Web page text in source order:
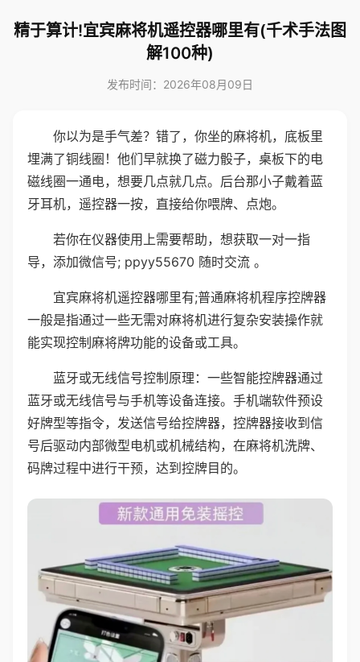
精于算计!宜宾麻将机遥控器哪里有(千术手法图
解100种)
发布时间：2026年08月09日
你以为是手气差？错了，你坐的麻将机，底板里
埋满了铜线圈！他们早就换了磁力骰子，桌板下的电
磁线圈一通电，想要几点就几点。后台那小子戴着蓝
牙耳机，遥控器一按，直接给你喂牌、点炮。
若你在仪器使用上需要帮助，想获取一对一指
导，添加微信号; ppyy55670 随时交流 。
宜宾麻将机遥控器哪里有;普通麻将机程序控牌器
一般是指通过一些无需对麻将机进行复杂安装操作就
能实现控制麻将牌功能的设备或工具。
蓝牙或无线信号控制原理：一些智能控牌器通过
蓝牙或无线信号与手机等设备连接。手机端软件预设
好牌型等指令，发送信号给控牌器，控牌器接收到信
号后驱动内部微型电机或机械结构，在麻将机洗牌、
码牌过程中进行干预，达到控牌目的。